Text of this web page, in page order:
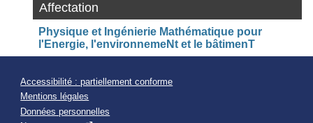
Affectation
Physique et Ingénierie Mathématique pour
l'Energie, l'environnemeNt et le bâtimenT
Accessibilité : partiellement conforme
Mentions légales
Données personnelles